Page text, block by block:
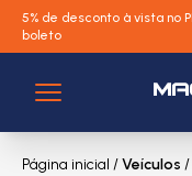
5% de desconto à vista no
boleto
Página inicial /Veículos /